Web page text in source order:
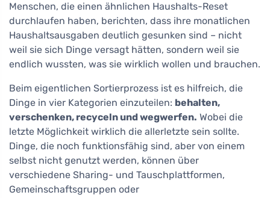
Menschen, die einen ähnlichen Haushalts-Reset
durchlaufen haben, berichten, dass ihre monatlichen
Haushaltsausgaben deutlich gesunken sind – nicht
weil sie sich Dinge versagt hätten, sondern weil sie
endlich wussten, was sie wirklich wollen und brauchen.
Beim eigentlichen Sortierprozess ist es hilfreich, die
Dinge in vier Kategorien einzuteilen: behalten,
verschenken, recyceln und wegwerfen. Wobei die
letzte Möglichkeit wirklich die allerletzte sein sollte.
Dinge, die noch funktionsfähig sind, aber von einem
selbst nicht genutzt werden, können über
verschiedene Sharing- und Tauschplattformen,
Gemeinschaftsgruppen oder